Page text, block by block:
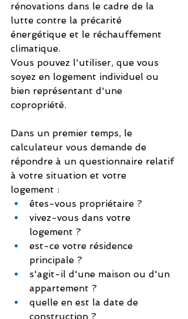
rénovations dans le cadre de la
lutte contre la précarité
énergétique et le réchauffement
climatique.
Vous pouvez l'utiliser, que vous
soyez en logement individuel ou
bien représentant d'une
copropriété.
Dans un premier temps, le
calculateur vous demande de
répondre à un questionnaire relatif
à votre situation et votre
logement :
êtes-vous propriétaire ?
vivez-vous dans votre
logement ?
est-ce votre résidence
principale ?
s'agit-il d'une maison ou d'un
appartement ?
quelle en est la date de
construction ?